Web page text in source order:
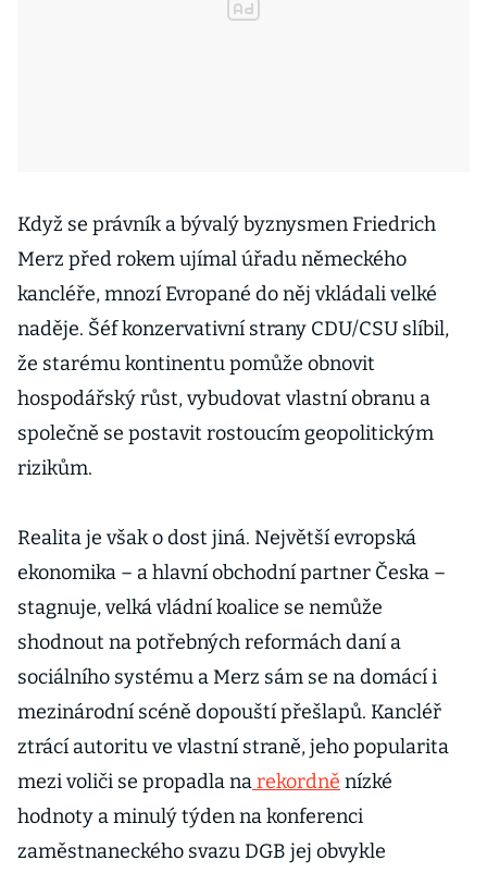
Když se právník a bývalý byznysmen Friedrich
Merz před rokem ujímal úřadu německého
kancléře, mnozí Evropané do něj vkládali velké
naděje. Šéf konzervativní strany CDU/CSU slíbil,
že starému kontinentu pomůže obnovit
hospodářský růst, vybudovat vlastní obranu a
společně se postavit rostoucím geopolitickým
rizikům.
Realita je však o dost jiná. Největší evropská
ekonomika – a hlavní obchodní partner Česka –
stagnuje, velká vládní koalice se nemůže
shodnout na potřebných reformách daní a
sociálního systému a Merz sám se na domácí i
mezinárodní scéně dopouští přešlapů. Kancléř
ztrácí autoritu ve vlastní straně, jeho popularita
mezi voliči se propadla narekordně nízké
hodnoty a minulý týden na konferenci
zaměstnaneckého svazu DGB jej obvykle